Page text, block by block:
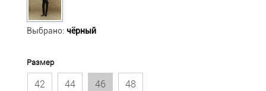
Выбрано: чёрный
Размер
42 44 46 48